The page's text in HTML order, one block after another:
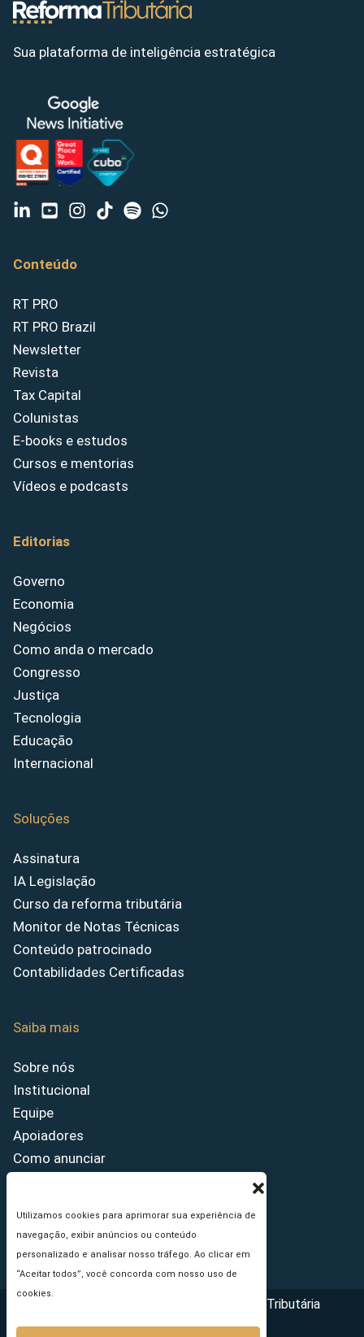
Utilizamos cookies para aprimorar sua experiência de
navegação, exibir anúncios ou conteúdo
personalizado e analisar nosso tráfego. Ao clicar em
“Aceitar todos”, você concorda com nosso uso de
cookies.
Sua plataforma de inteligência estratégica
Conteúdo
RT PRO
RT PRO Brazil
Newsletter
Revista
Tax Capital
Colunistas
E-books e estudos
Cursos e mentorias
Vídeos e podcasts
Editorias
Governo
Economia
Negócios
Como anda o mercado
Congresso
Justiça
Tecnologia
Educação
Internacional
Soluções
Assinatura
IA Legislação
Curso da reforma tributária
Monitor de Notas Técnicas
Conteúdo patrocinado
Contabilidades Certificadas
Saiba mais
Sobre nós
Institucional
Equipe
Apoiadores
Como anunciar
Princípios Editoriais
Copyright © 2026 - Portal da Reforma Tributária